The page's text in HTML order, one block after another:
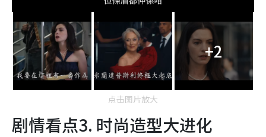
+2
点击图片放大
剧情看点3. 时尚造型大进化